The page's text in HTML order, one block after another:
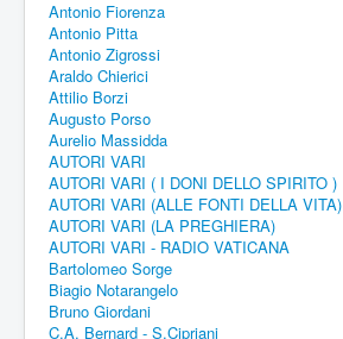
Antonio Fiorenza
Antonio Pitta
Antonio Zigrossi
Araldo Chierici
Attilio Borzi
Augusto Porso
Aurelio Massidda
AUTORI VARI
AUTORI VARI ( I DONI DELLO SPIRITO )
AUTORI VARI (ALLE FONTI DELLA VITA)
AUTORI VARI (LA PREGHIERA)
AUTORI VARI - RADIO VATICANA
Bartolomeo Sorge
Biagio Notarangelo
Bruno Giordani
C.A, Bernard - S.Cipriani